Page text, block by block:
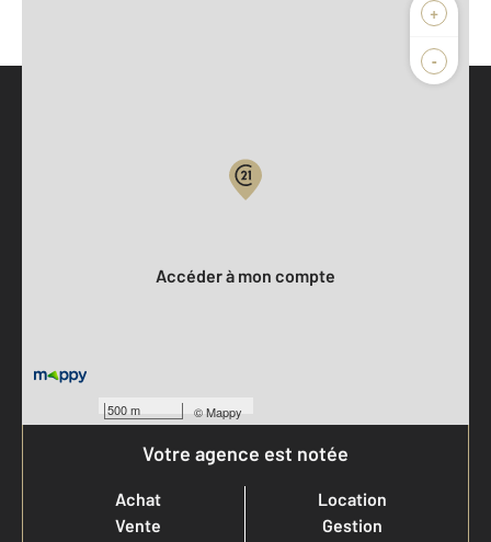
+
-
500 m ©Mappy
Accéder à mon compte
Votre agence est notée
Achat
Vente
Location
Gestion